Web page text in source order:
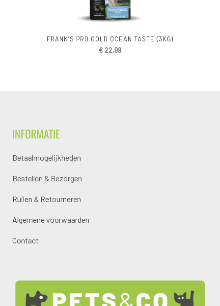
FRANK’S PRO GOLD OCEAN TASTE (3KG)
€ 22,99
INFORMATIE
Betaalmogelijkheden
Bestellen & Bezorgen
Ruilen & Retourneren
Algemene voorwaarden
Contact